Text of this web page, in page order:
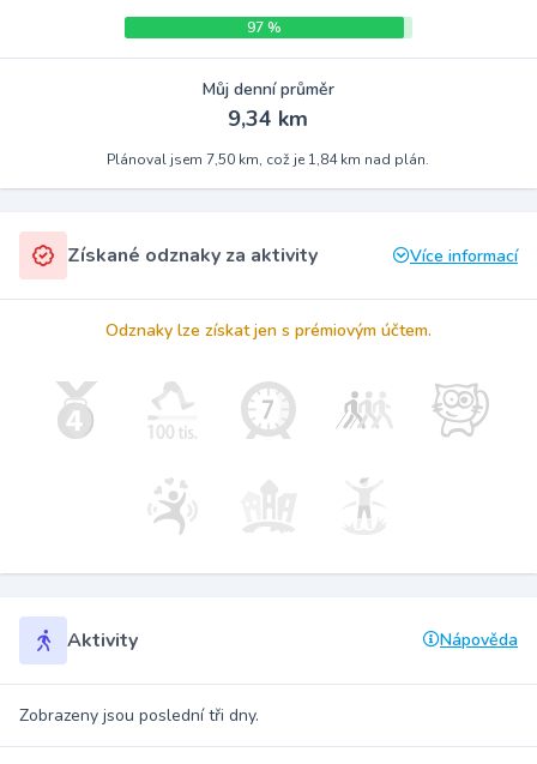
97 %
Můj denní průměr
9,34 km
Plánoval jsem 7,50 km, což je 1,84 km nad plán.
Získané odznaky za aktivity Více informací
Odznaky lze získat jen s prémiovým účtem.
Aktivity Nápověda
Zobrazeny jsou poslední tři dny.